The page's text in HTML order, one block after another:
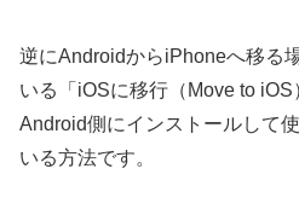
逆にAndroidからiPhoneへ移る
いる「iOSに移行（Move to
Android側にインストールして
いる方法です。